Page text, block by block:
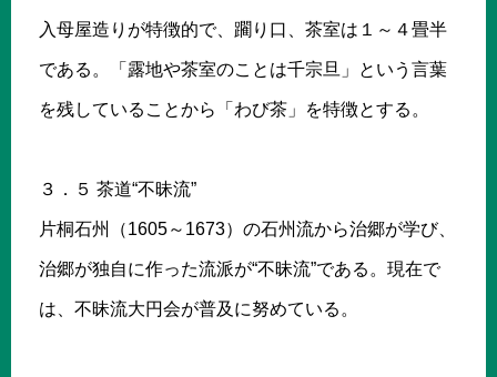
入母屋造りが特徴的で、躙り口、茶室は１～４畳半
である。「露地や茶室のことは千宗旦」という言葉
を残していることから「わび茶」を特徴とする。
３．５ 茶道“不昧流”
片桐石州（1605～1673）の石州流から治郷が学び、
治郷が独自に作った流派が“不昧流”である。現在で
は、不昧流大円会が普及に努めている。